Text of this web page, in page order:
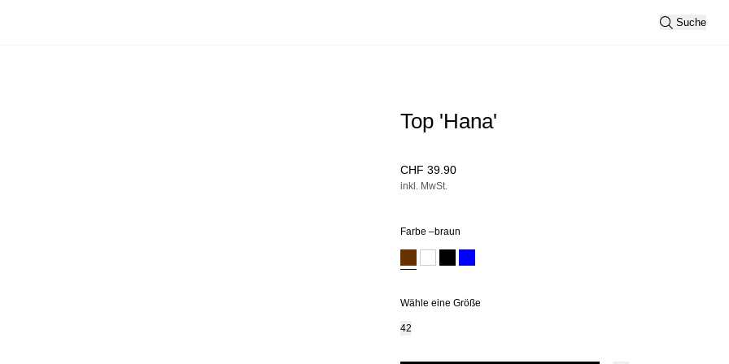
Suche
Top 'Hana'
CHF 39.90
inkl. MwSt.
Farbe –braun
Wähle eine Größe
42